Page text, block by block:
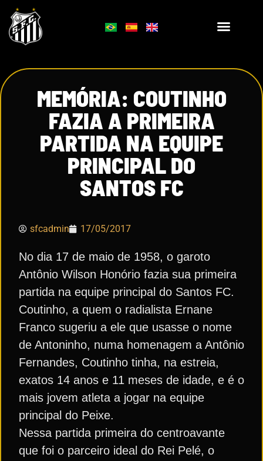
MEMÓRIA: COUTINHO
FAZIA A PRIMEIRA
PARTIDA NA EQUIPE
PRINCIPAL DO
SANTOS FC
sfcadmin 17/05/2017
No dia 17 de maio de 1958, o garoto
Antônio Wilson Honório fazia sua primeira
partida na equipe principal do Santos FC.
Coutinho, a quem o radialista Ernane
Franco sugeriu a ele que usasse o nome
de Antoninho, numa homenagem a Antônio
Fernandes, Coutinho tinha, na estreia,
exatos 14 anos e 11 meses de idade, e é o
mais jovem atleta a jogar na equipe
principal do Peixe.
Nessa partida primeira do centroavante
que foi o parceiro ideal do Rei Pelé, o